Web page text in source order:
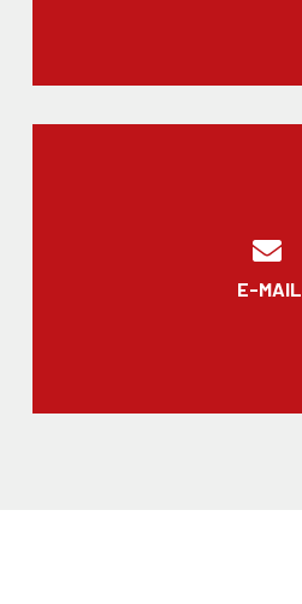
E-MAIL